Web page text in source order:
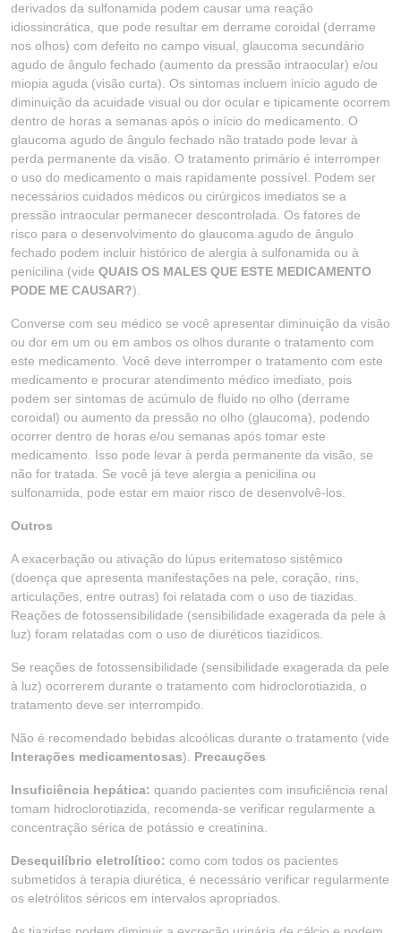
derivados da sulfonamida podem causar uma reação
idiossincrática, que pode resultar em derrame coroidal (derrame
nos olhos) com defeito no campo visual, glaucoma secundário
agudo de ângulo fechado (aumento da pressão intraocular) e/ou
miopia aguda (visão curta). Os sintomas incluem início agudo de
diminuição da acuidade visual ou dor ocular e tipicamente ocorrem
dentro de horas a semanas após o início do medicamento. O
glaucoma agudo de ângulo fechado não tratado pode levar à
perda permanente da visão. O tratamento primário é interromper
o uso do medicamento o mais rapidamente possível. Podem ser
necessários cuidados médicos ou cirúrgicos imediatos se a
pressão intraocular permanecer descontrolada. Os fatores de
risco para o desenvolvimento do glaucoma agudo de ângulo
fechado podem incluir histórico de alergia à sulfonamida ou à
penicilina (vide QUAIS OS MALES QUE ESTE MEDICAMENTO
PODE ME CAUSAR?).
Converse com seu médico se você apresentar diminuição da visão
ou dor em um ou em ambos os olhos durante o tratamento com
este medicamento. Você deve interromper o tratamento com este
medicamento e procurar atendimento médico imediato, pois
podem ser sintomas de acúmulo de fluido no olho (derrame
coroidal) ou aumento da pressão no olho (glaucoma), podendo
ocorrer dentro de horas e/ou semanas após tomar este
medicamento. Isso pode levar à perda permanente da visão, se
não for tratada. Se você já teve alergia a penicilina ou
sulfonamida, pode estar em maior risco de desenvolvê-los.
Outros
A exacerbação ou ativação do lúpus eritematoso sistêmico
(doença que apresenta manifestações na pele, coração, rins,
articulações, entre outras) foi relatada com o uso de tiazidas.
Reações de fotossensibilidade (sensibilidade exagerada da pele à
luz) foram relatadas com o uso de diuréticos tiazídicos.
Se reações de fotossensibilidade (sensibilidade exagerada da pele
à luz) ocorrerem durante o tratamento com hidroclorotiazida, o
tratamento deve ser interrompido.
Não é recomendado bebidas alcoólicas durante o tratamento (vide
Interações medicamentosas). Precauções
Insuficiência hepática: quando pacientes com insuficiência renal
tomam hidroclorotiazida, recomenda-se verificar regularmente a
concentração sérica de potássio e creatinina.
Desequilíbrio eletrolítico: como com todos os pacientes
submetidos à terapia diurética, é necessário verificar regularmente
os eletrólitos séricos em intervalos apropriados.